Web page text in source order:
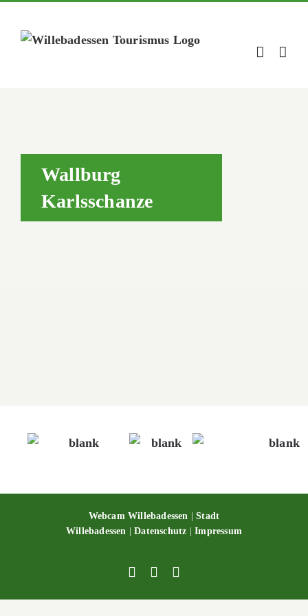
Inhalt
springen
Wallburg
Karlsschanze
Webcam Willebadessen |Stadt
Willebadessen |Datenschutz |Impressum
Facebook